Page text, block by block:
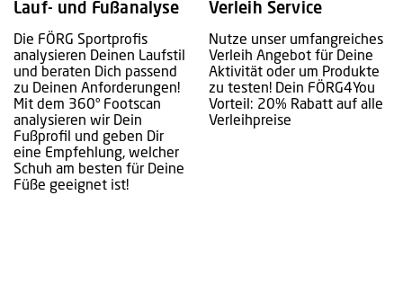
Lauf- und Fußanalyse
Die FÖRG Sportprofis
analysieren Deinen Laufstil
und beraten Dich passend
zu Deinen Anforderungen!
Mit dem 360° Footscan
analysieren wir Dein
Fußprofil und geben Dir
eine Empfehlung, welcher
Schuh am besten für Deine
Füße geeignet ist!
Verleih Service
Nutze unser umfangreiches
Verleih Angebot für Deine
Aktivität oder um Produkte
zu testen! Dein FÖRG4You
Vorteil: 20% Rabatt auf alle
Verleihpreise